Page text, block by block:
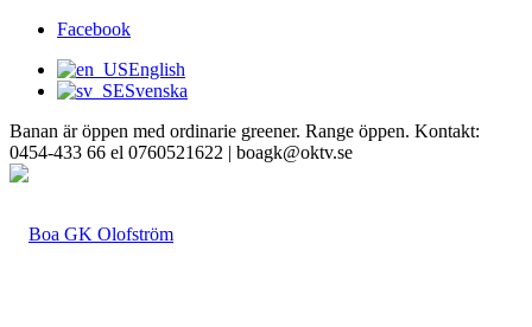
Facebook
English
Svenska
Banan är öppen med ordinarie greener. Range öppen. Kontakt:
0454-433 66 el 0760521622 | boagk@oktv.se